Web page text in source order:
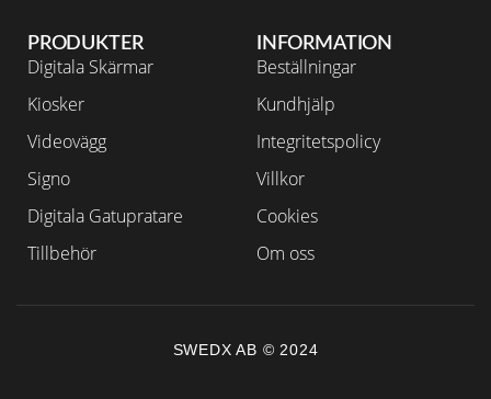
INFORMATION
Beställningar
Kundhjälp
Integritetspolicy
Villkor
Cookies
Om oss
PRODUKTER
Digitala Skärmar
Kiosker
Videovägg
Signo
Digitala Gatupratare
Tillbehör
SWEDX AB © 2024